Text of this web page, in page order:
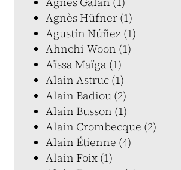
Agnès Hüfner (1)
Agustín Núñez (1)
Ahnchi-Woon (1)
Aïssa Maïga (1)
Alain Astruc (1)
Alain Badiou (2)
Alain Busson (1)
Alain Crombecque (2)
Alain Étienne (4)
Alain Foix (1)